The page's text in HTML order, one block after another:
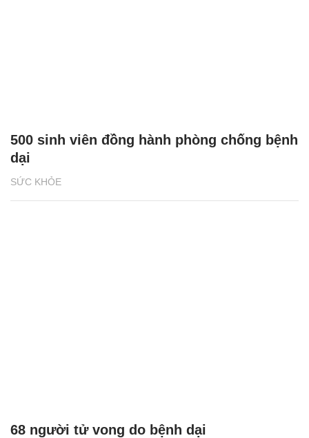
SỨC KHỎE
500 sinh viên đồng hành phòng chống bệnh
dại
68 người tử vong do bệnh dại